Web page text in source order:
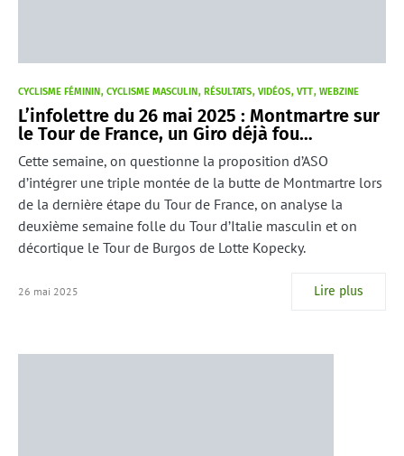
CYCLISME FÉMININ CYCLISME MASCULIN RÉSULTATS VIDÉOS VTT WEBZINE
L’infolettre du 26 mai 2025 : Montmartre sur
le Tour de France, un Giro déjà fou…
Cette semaine, on questionne la proposition d’ASO
d’intégrer une triple montée de la butte de Montmartre lors
de la dernière étape du Tour de France, on analyse la
deuxième semaine folle du Tour d’Italie masculin et on
décortique le Tour de Burgos de Lotte Kopecky.
26 mai 2025 Lire plus